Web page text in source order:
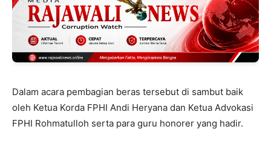
Dalam acara pembagian beras tersebut di sambut baik
oleh Ketua Korda FPHI Andi Heryana dan Ketua Advokasi
FPHI Rohmatulloh serta para guru honorer yang hadir.